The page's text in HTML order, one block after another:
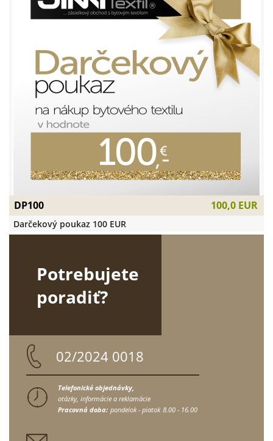
DP100 100,0 EUR
Darčekový poukaz 100 EUR
Potrebujete
poradiť?
02/2024 0018
Telefonické objednávky,
otázky, informácie a reklamácie
Pracovná doba: pondelok - piatok 8.00 - 16.00